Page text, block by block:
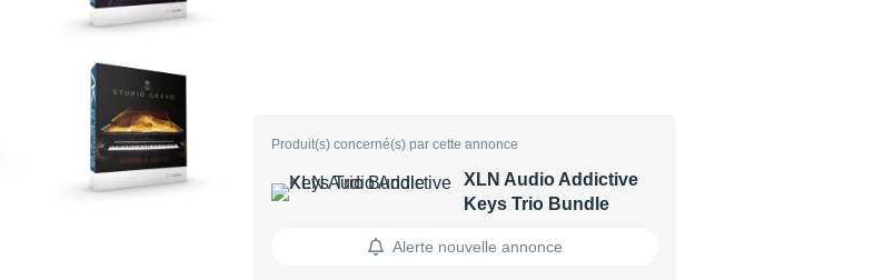
Produit(s) concerné(s) par cette annonce
XLN Audio Addictive
Keys Trio Bundle
Alerte nouvelle annonce